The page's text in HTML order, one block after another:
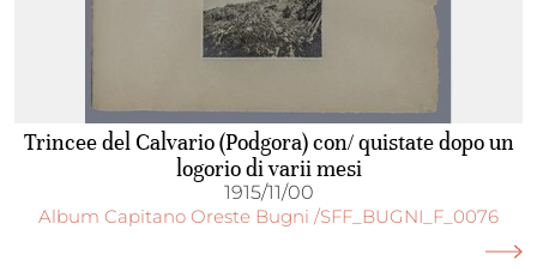
Trincee del Calvario (Podgora) con/ quistate dopo un
logorio di varii mesi
1915/11/00
Album Capitano Oreste Bugni /SFF_BUGNI_F_0076